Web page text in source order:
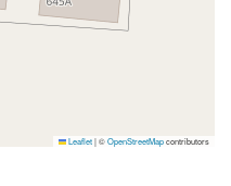
Leaflet|©OpenStreetMapcontributors